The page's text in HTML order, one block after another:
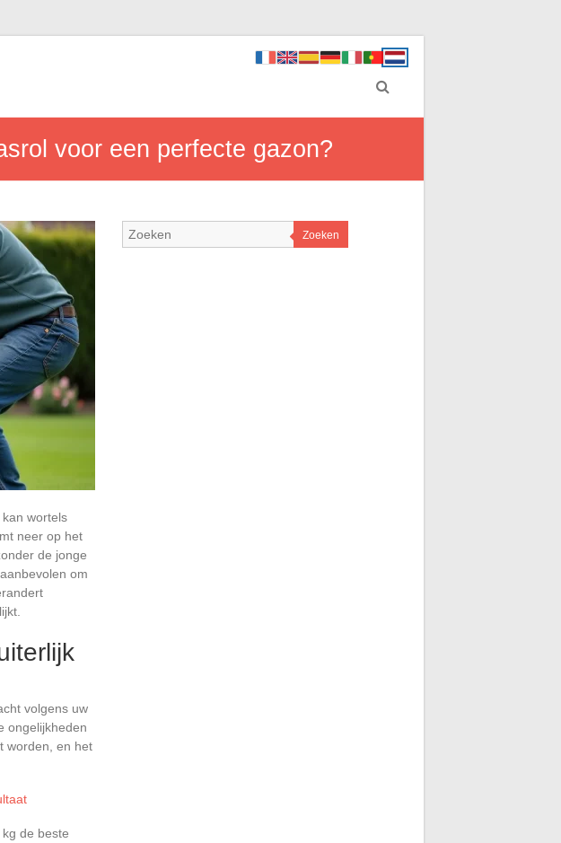
voor een perfecte gazon?
wortels
neer op het
de jonge
om
volgens uw
ongelijkheden
worden, en het
de beste
Zoeken